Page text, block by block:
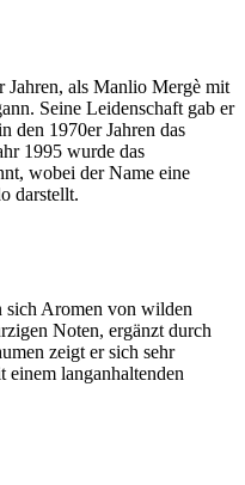
Jahren, als Manlio Mergè mit
Seine Leidenschaft gab er
den 1970er Jahren das
1995 wurde das
wobei der Name eine
darstellt.
sich Aromen von wilden
Noten, ergänzt durch
zeigt er sich sehr
einem langanhaltenden